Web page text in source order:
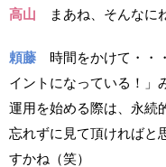
高山 まあね、そんなに
頼藤 時間をかけて・・
イントになっている！」
運用を始める際は、永続
忘れずに見て頂ければと
すかね（笑）